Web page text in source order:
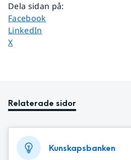
Dela sidan på:
Dela sidan på
Facebook
Dela sidan på
LinkedIn
Dela sidan på
X
Relaterade sidor
Kunskapsbanken